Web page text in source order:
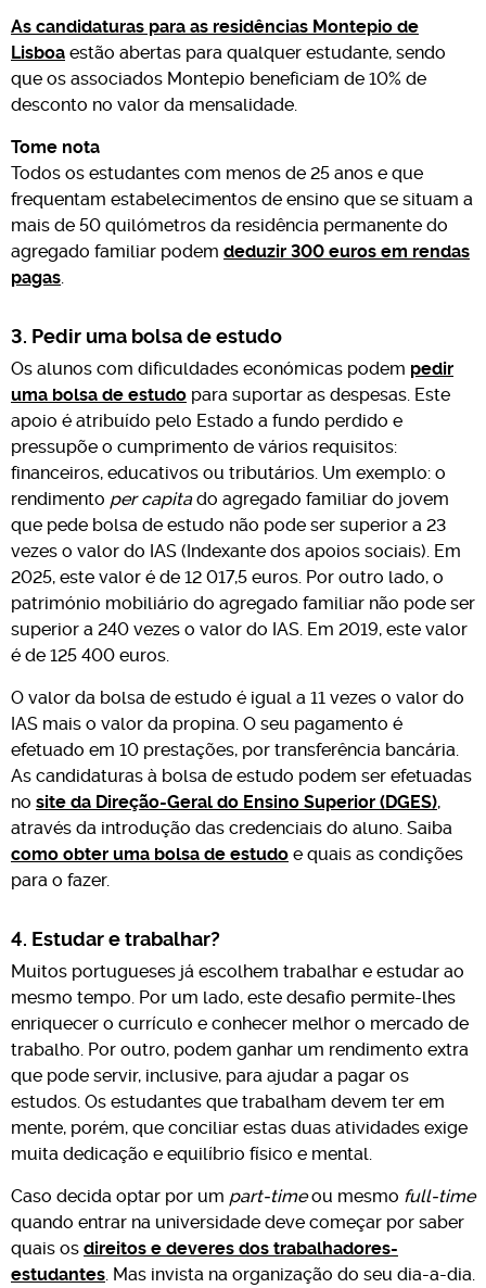
As candidaturas para as residências Montepio de
Lisboa estão abertas para qualquer estudante, sendo
que os associados Montepio beneficiam de 10% de
desconto no valor da mensalidade.
Tome nota
Todos os estudantes com menos de 25 anos e que
frequentam estabelecimentos de ensino que se situam a
mais de 50 quilómetros da residência permanente do
agregado familiar podem deduzir 300 euros em rendas
pagas.
3. Pedir uma bolsa de estudo
Os alunos com dificuldades económicas podem pedir
uma bolsa de estudo para suportar as despesas. Este
apoio é atribuído pelo Estado a fundo perdido e
pressupõe o cumprimento de vários requisitos:
financeiros, educativos ou tributários. Um exemplo: o
rendimento per capitado agregado familiar do jovem
que pede bolsa de estudo não pode ser superior a 23
vezes o valor do IAS (Indexante dos apoios sociais). Em
2025, este valor é de 12 017,5 euros. Por outro lado, o
património mobiliário do agregado familiar não pode ser
superior a 240 vezes o valor do IAS. Em 2019, este valor
é de 125 400 euros.
O valor da bolsa de estudo é igual a 11 vezes o valor do
IAS mais o valor da propina. O seu pagamento é
efetuado em 10 prestações, por transferência bancária.
As candidaturas à bolsa de estudo podem ser efetuadas
no site da Direção-Geral do Ensino Superior (DGES),
através da introdução das credenciais do aluno. Saiba
como obter uma bolsa de estudo e quais as condições
para o fazer.
4. Estudar e trabalhar?
Muitos portugueses já escolhem trabalhar e estudar ao
mesmo tempo. Por um lado, este desafio permite-lhes
enriquecer o currículo e conhecer melhor o mercado de
trabalho. Por outro, podem ganhar um rendimento extra
que pode servir, inclusive, para ajudar a pagar os
estudos. Os estudantes que trabalham devem ter em
mente, porém, que conciliar estas duas atividades exige
muita dedicação e equilíbrio físico e mental.
Caso decida optar por um part-timeou mesmo full-time
quando entrar na universidade deve começar por saber
quais os direitos e deveres dos trabalhadores-
estudantes. Mas invista na organização do seu dia-a-dia.